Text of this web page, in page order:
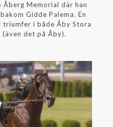
Åberg Memorial där han
Gidde Palema. En
triumfer i både Åby Stora
det på Åby).